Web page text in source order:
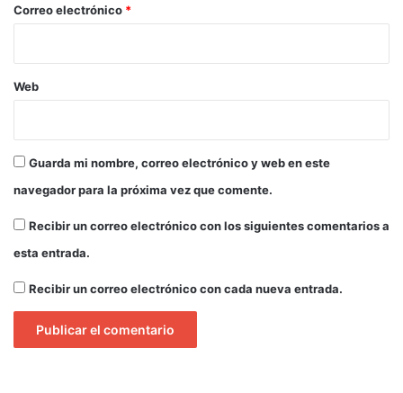
*
Correo electrónico *
Web
Guarda mi nombre, correo electrónico y web en este
navegador para la próxima vez que comente.
Recibir un correo electrónico con los siguientes comentarios a
esta entrada.
Recibir un correo electrónico con cada nueva entrada.